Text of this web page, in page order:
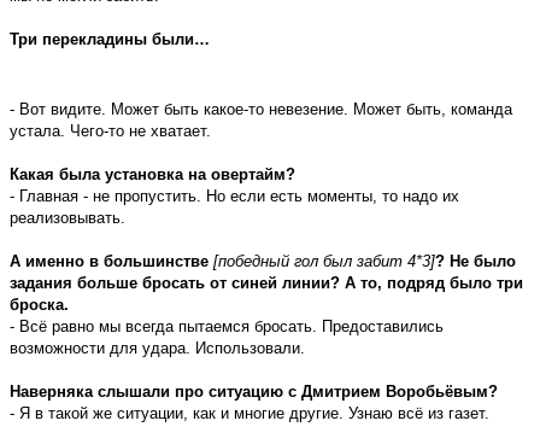
Три перекладины были…
- Вот видите. Может быть какое-то невезение. Может быть, команда
устала. Чего-то не хватает.
Какая была установка на овертайм?
- Главная - не пропустить. Но если есть моменты, то надо их
реализовывать.
А именно в большинстве [победный гол был забит 4*3]? Не было
задания больше бросать от синей линии? А то, подряд было три
броска.
- Всё равно мы всегда пытаемся бросать. Предоставились
возможности для удара. Использовали.
Наверняка слышали про ситуацию с Дмитрием Воробьёвым?
- Я в такой же ситуации, как и многие другие. Узнаю всё из газет.